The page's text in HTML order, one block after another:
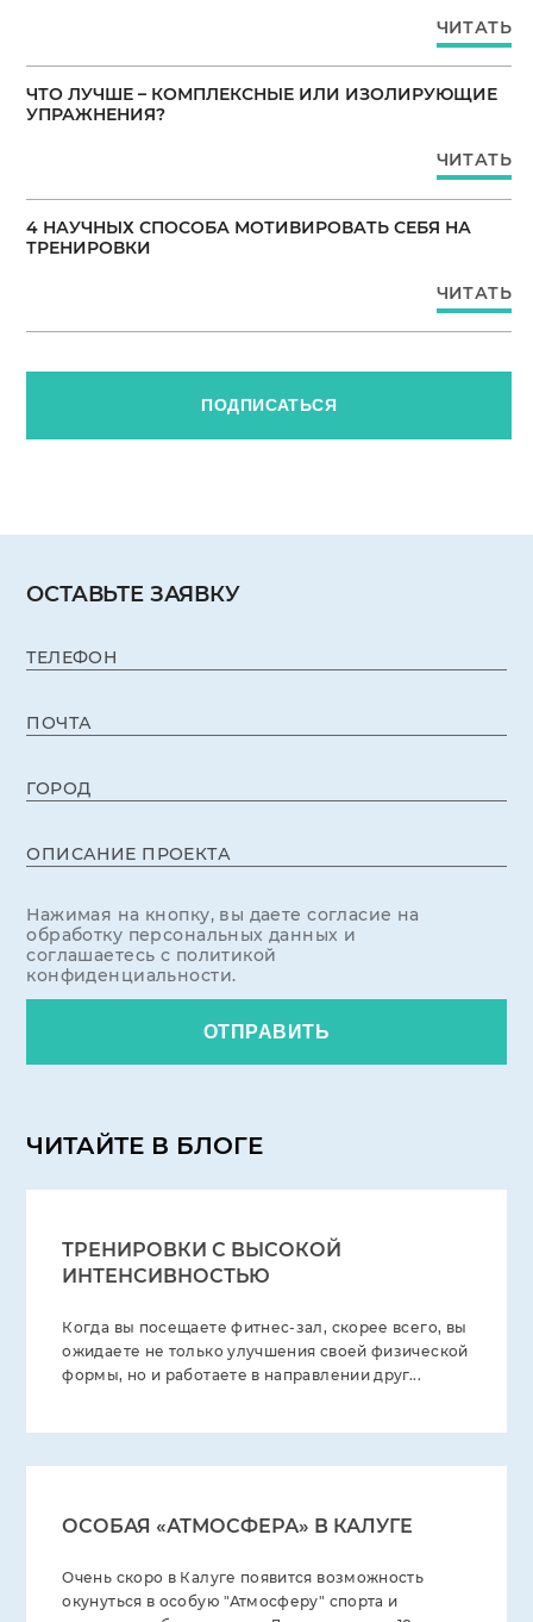
ЧИТАТЬ
ЧТО ЛУЧШЕ – КОМПЛЕКСНЫЕ ИЛИ ИЗОЛИРУЮЩИЕ
УПРАЖНЕНИЯ?
ЧИТАТЬ
4 НАУЧНЫХ СПОСОБА МОТИВИРОВАТЬ СЕБЯ НА
ТРЕНИРОВКИ
ЧИТАТЬ
ПОДПИСАТЬСЯ
ОСТАВЬТЕ ЗАЯВКУ
ТЕЛЕФОН
ПОЧТА
ГОРОД
ОПИСАНИЕ ПРОЕКТА
Нажимая на кнопку, вы даете согласие на
обработку персональных данных и
соглашаетесь с политикой
конфиденциальности.
ОТПРАВИТЬ
ЧИТАЙТЕ В БЛОГЕ
ТРЕНИРОВКИ С ВЫСОКОЙ
ИНТЕНСИВНОСТЬЮ
Когда вы посещаете фитнес-зал, скорее всего, вы
ожидаете не только улучшения своей физической
формы, но и работаете в направлении друг...
ОСОБАЯ «АТМОСФЕРА» В КАЛУГЕ
Очень скоро в Калуге появится возможность
окунуться в особую "Атмосферу" спорта и